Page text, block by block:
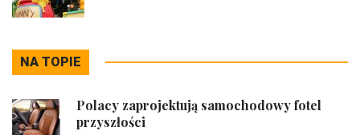
NA TOPIE
Polacy zaprojektują samochodowy fotel
przyszłości